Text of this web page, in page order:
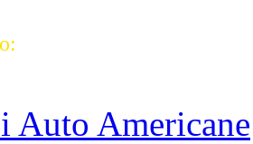
Auto Americane
mail!